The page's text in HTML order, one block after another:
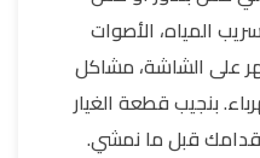
المياه، الأصوات
على الشاشة، مشاكل
بنجيب قطعة الغيار
قدامك قبل ما نمشي.